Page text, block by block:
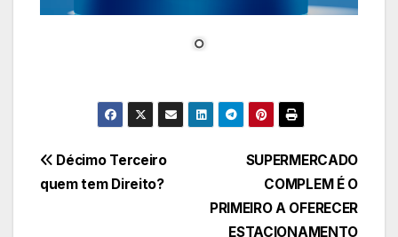
Navegação
de
SUPERMERCADO
COMPLEM É O
PRIMEIRO A OFERECER
ESTACIONAMENTO
Décimo Terceiro
quem tem Direito?